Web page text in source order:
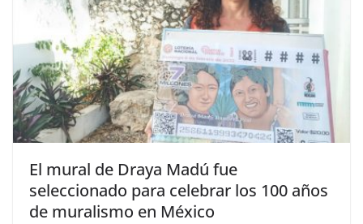
El mural de Draya Madú fue
seleccionado para celebrar los 100 años
de muralismo en México